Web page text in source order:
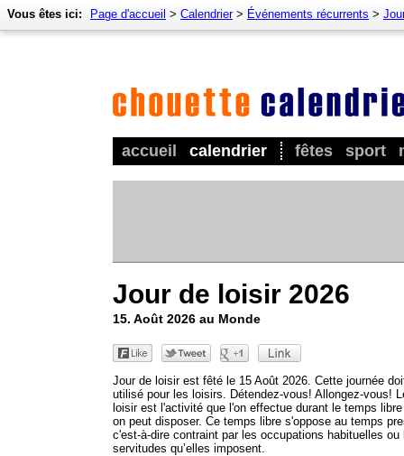
accueil calendrier fêtes sport
Vous êtes ici: Page d'accueil > Calendrier> Événements récurrents >
Jour de loisir 2026
15. Août 2026 au Monde
Jour de loisir est fêté le 15 Août 2026. Cette journée
utilisé pour les loisirs. Détendez-vous! Allongez-vous!
loisir est l'activité que l'on effectue durant le temps
on peut disposer. Ce temps libre s'oppose au temps
c'est-à-dire contraint par les occupations habituelles ou
servitudes qu’elles imposent.